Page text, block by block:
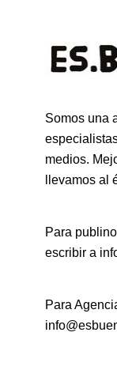
Somos una
medios.
llevamos al
Para
escribir a
Para